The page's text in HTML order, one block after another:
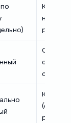
Каждые
на базе
сбыту
резерв)